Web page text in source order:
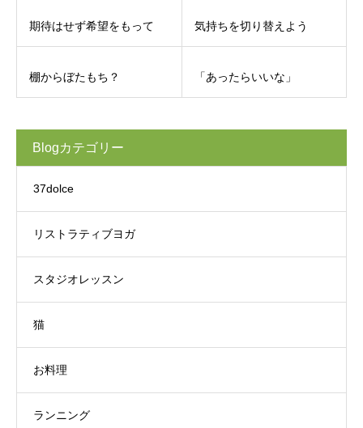
期待はせず希望をもって 気持ちを切り替えよう
棚からぼたもち？ 「あったらいいな」
Blogカテゴリー
37dolce
リストラティブヨガ
スタジオレッスン
猫
お料理
ランニング